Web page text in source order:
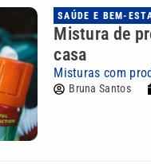
SAÚDE E BEM-
Mistura de
casa
Misturas com
Bruna Santos